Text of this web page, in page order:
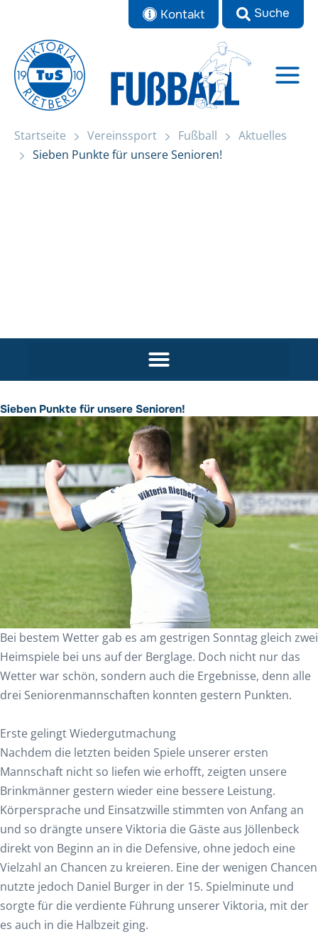
springen
Kontakt
Startseite Sieben Punkte für unsere Senioren!
Startseite Vereinssport Fußball
Aktuelles
Sieben Punkte für unsere Senioren!
Sieben Punkte für unsere Senioren!
Bei bestem Wetter gab es am gestrigen Sonntag gleich zwei
Heimspiele bei uns auf der Berglage. Doch nicht nur das
Wetter war schön, sondern auch die Ergebnisse, denn alle
drei Seniorenmannschaften konnten gestern Punkten.
Erste gelingt Wiedergutmachung
Nachdem die letzten beiden Spiele unserer ersten
Mannschaft nicht so liefen wie erhofft, zeigten unsere
Brinkmänner gestern wieder eine bessere Leistung.
Körpersprache und Einsatzwille stimmten von Anfang an
und so drängte unsere Viktoria die Gäste aus Jöllenbeck
direkt von Beginn an in die Defensive, ohne jedoch eine
Vielzahl an Chancen zu kreieren. Eine der wenigen Chancen
nutzte jedoch Daniel Burger in der 15. Spielminute und
sorgte für die verdiente Führung unserer Viktoria, mit der
es auch in die Halbzeit ging.